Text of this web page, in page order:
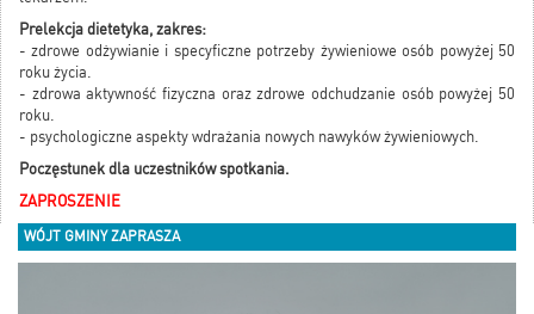
Prelekcja dietetyka, zakres:
- zdrowe odżywianie i specyficzne potrzeby żywieniowe osób powyżej 50
roku życia.
- zdrowa aktywność fizyczna oraz zdrowe odchudzanie osób powyżej 50
roku.
- psychologiczne aspekty wdrażania nowych nawyków żywieniowych.
Poczęstunek dla uczestników spotkania.
ZAPROSZENIE
WÓJT GMINY ZAPRASZA